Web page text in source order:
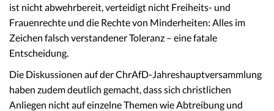
ist nicht abwehrbereit, verteidigt nicht Freiheits- und
Frauenrechte und die Rechte von Minderheiten: Alles im
Zeichen falsch verstandener Toleranz – eine fatale
Entscheidung.
Die Diskussionen auf der ChrAfD-Jahreshauptversammlung
haben zudem deutlich gemacht, dass sich christlichen
Anliegen nicht auf einzelne Themen wie Abtreibung und